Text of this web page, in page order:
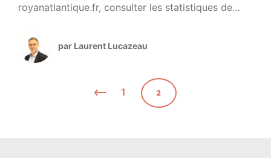
royanatlantique.fr, consulter les statistiques de
disponibilités (hôtels, meublés et chambres
d’hôtes), créer des bons plans ou bien encore
accéder à vos outils et aux documents
ressources. Pour vous connecter à votre espace
par Laurent Lucazeau
1 2